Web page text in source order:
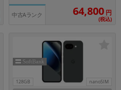
中古Aランク 64,800 円
(税込)
128GB nanoSIM